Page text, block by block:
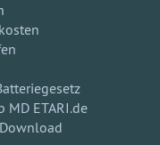
MD ETARI.de